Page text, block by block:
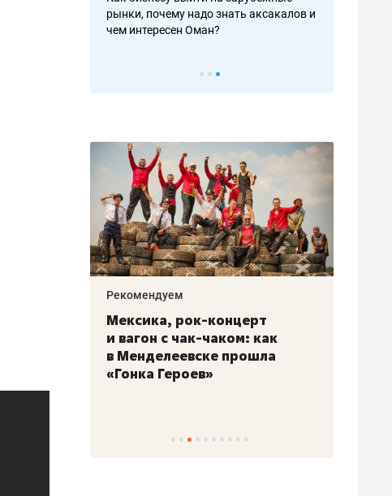
надо знать аксакалов ио трехкратном росте цен, дотошных
клиентах и чудных запросах мастеров
чак-чаком: как
прошла
«Прорывы случались каждые
30 метров»: как
лечит подземные артерии
Казани